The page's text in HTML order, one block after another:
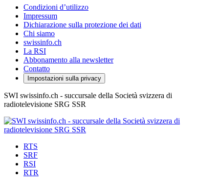
Condizioni d’utilizzo
Impressum
Dichiarazione sulla protezione dei dati
Chi siamo
swissinfo.ch
La RSI
Abbonamento alla newsletter
Contatto
Impostazioni sulla privacy
SWI swissinfo.ch - succursale della Società svizzera di
radiotelevisione SRG SSR
RTS
SRF
RSI
RTR